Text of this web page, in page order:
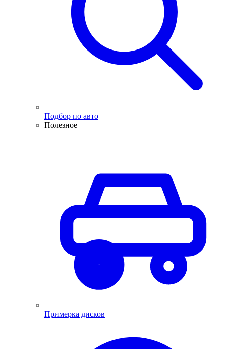
Подбор по авто
Полезное
Примерка дисков